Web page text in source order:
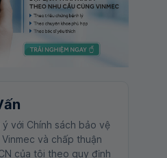
với Chính sách bảo vệ
và chấp thuận
của tôi theo quy định